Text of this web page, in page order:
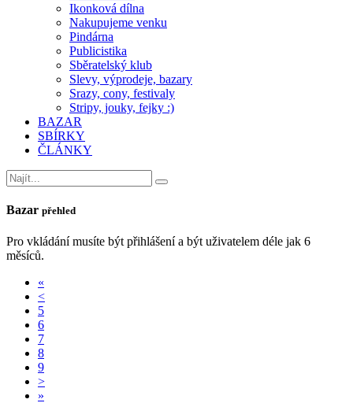
Ikonková dílna
Nakupujeme venku
Pindárna
Publicistika
Sběratelský klub
Slevy, výprodeje, bazary
Srazy, cony, festivaly
Stripy, jouky, fejky :)
BAZAR
SBÍRKY
ČLÁNKY
Bazar přehled
Pro vkládání musíte být přihlášení a být uživatelem déle jak 6
měsíců.
«
<
5
6
7
8
9
>
»